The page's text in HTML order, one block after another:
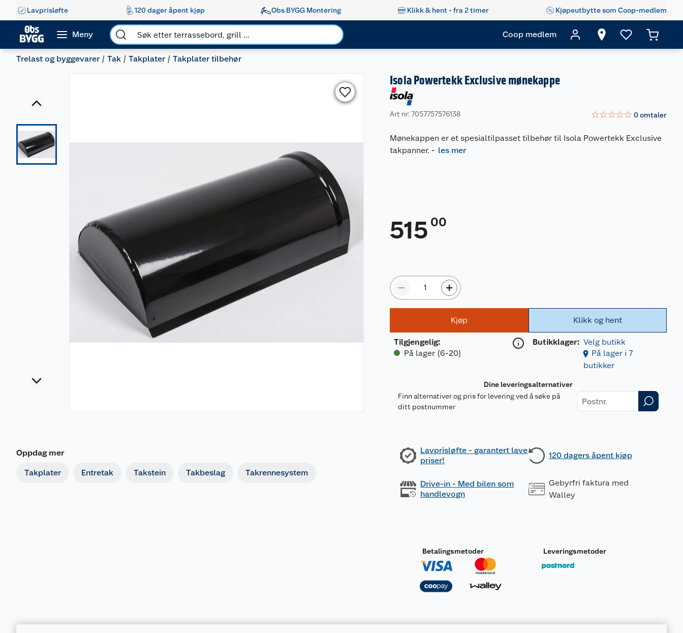
Lavprisløfte 120 dager åpent kjøp Obs BYGG Montering Klikk & hent - fra 2 timer Kjøpeutbytte som Coop-medlem
Meny Coop medlem
Trelast og byggevarer Tak Takplater Takplater tilbehør
Oppdag mer
Takplater Entretak Takstein Takbeslag Takrennesystem
Isola Powertekk Exclusive mønekappe
Art nr: 7057757576138 ☆☆☆☆☆ 0omtaler
Mønekappen er et spesialtilpasset tilbehør til Isola Powertekk Exclusive
takpanner. - les mer
515 00
Kjøp
Tilgjengelig:
På lager (6-20)
Klikk og hent
Butikklager: Velg butikk
På lager i 7
butikker
Dine leveringsalternativer
Finn alternativer og pris for levering ved å søke på
ditt postnummer
Lavprisløfte - garantert lave
priser!
120 dagers åpent kjøp
Drive-in - Med bilen som
handlevogn
Gebyrfri faktura med
Walley
Betalingsmetoder Leveringsmetoder